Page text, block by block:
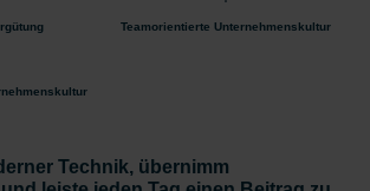
Teamorientierte Unternehmenskultur
Technik, übernimm